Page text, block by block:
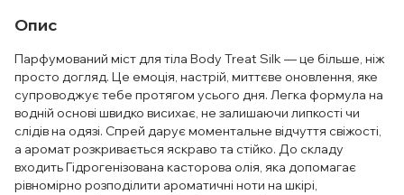
Опис
Парфумований міст для тіла Body Treat Silk — це більше, ніж
просто догляд. Це емоція, настрій, миттєве оновлення, яке
супроводжує тебе протягом усього дня. Легка формула на
водній основі швидко висихає, не залишаючи липкості чи
слідів на одязі. Спрей дарує моментальне відчуття свіжості,
а аромат розкривається яскраво та стійко. До складу
входить Гідрогенізована касторова олія, яка допомагає
рівномірно розподілити ароматичні ноти на шкірі,